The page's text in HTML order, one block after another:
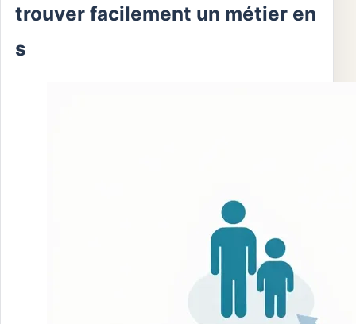
trouver facilement un métier en
s